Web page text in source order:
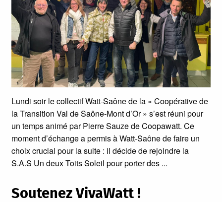
Lundi soir le collectif Watt-Saône de la « Coopérative de
la Transition Val de Saône-Mont d’Or » s’est réuni pour
un temps animé par Pierre Sauze de Coopawatt. Ce
moment d’échange a permis à Watt-Saône de faire un
choix crucial pour la suite : il décide de rejoindre la
S.A.S Un deux Toits Soleil pour porter des
Soutenez VivaWatt !